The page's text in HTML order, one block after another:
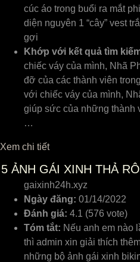
cúc áo trong buổi ra mắt
diện nguyên 1 “cây” vest
gợi
Khớp với kết quả tìm
chiếc váy của mình, Nhã
đỡ của các thành viên
với chiếc váy của mình,
giúp sức của những thành
…
Xem chi tiết
5 ẢNH GÁI XINH THẢ
gaixinh24h.xyz
Ngày đăng: 01/14/2022
Đánh giá: 4.1 (576 vote)
Tóm tắt: Nếu anh em nào
thì admin xin giải thích
những bộ ảnh gái xinh